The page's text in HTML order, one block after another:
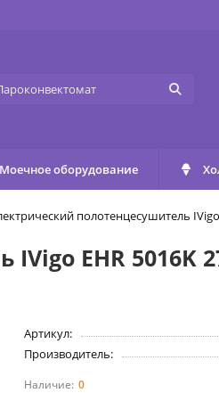
Моечное оборудование
полотенцесушитель
EHR 5016K
Артикул:
Производитель:
0